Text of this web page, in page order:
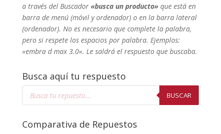
a través del Buscador«busca un producto»que está en
barra de menú (móvil y ordenador) o en la barra lateral
(ordenador). Noes necesario que complete la palabra,
pero si respete los espacios por palabra. Ejemplos:
«embra d max 3.0». Le saldrá el respuesto que buscaba.
Busca aquí tu respuesto
Búsqueda
BUSCAR
Comparativa de Repuestos